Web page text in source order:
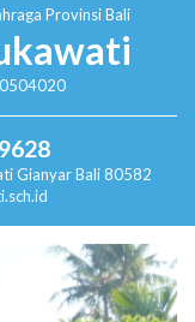
Provinsi Bali
Gianyar Bali 80582